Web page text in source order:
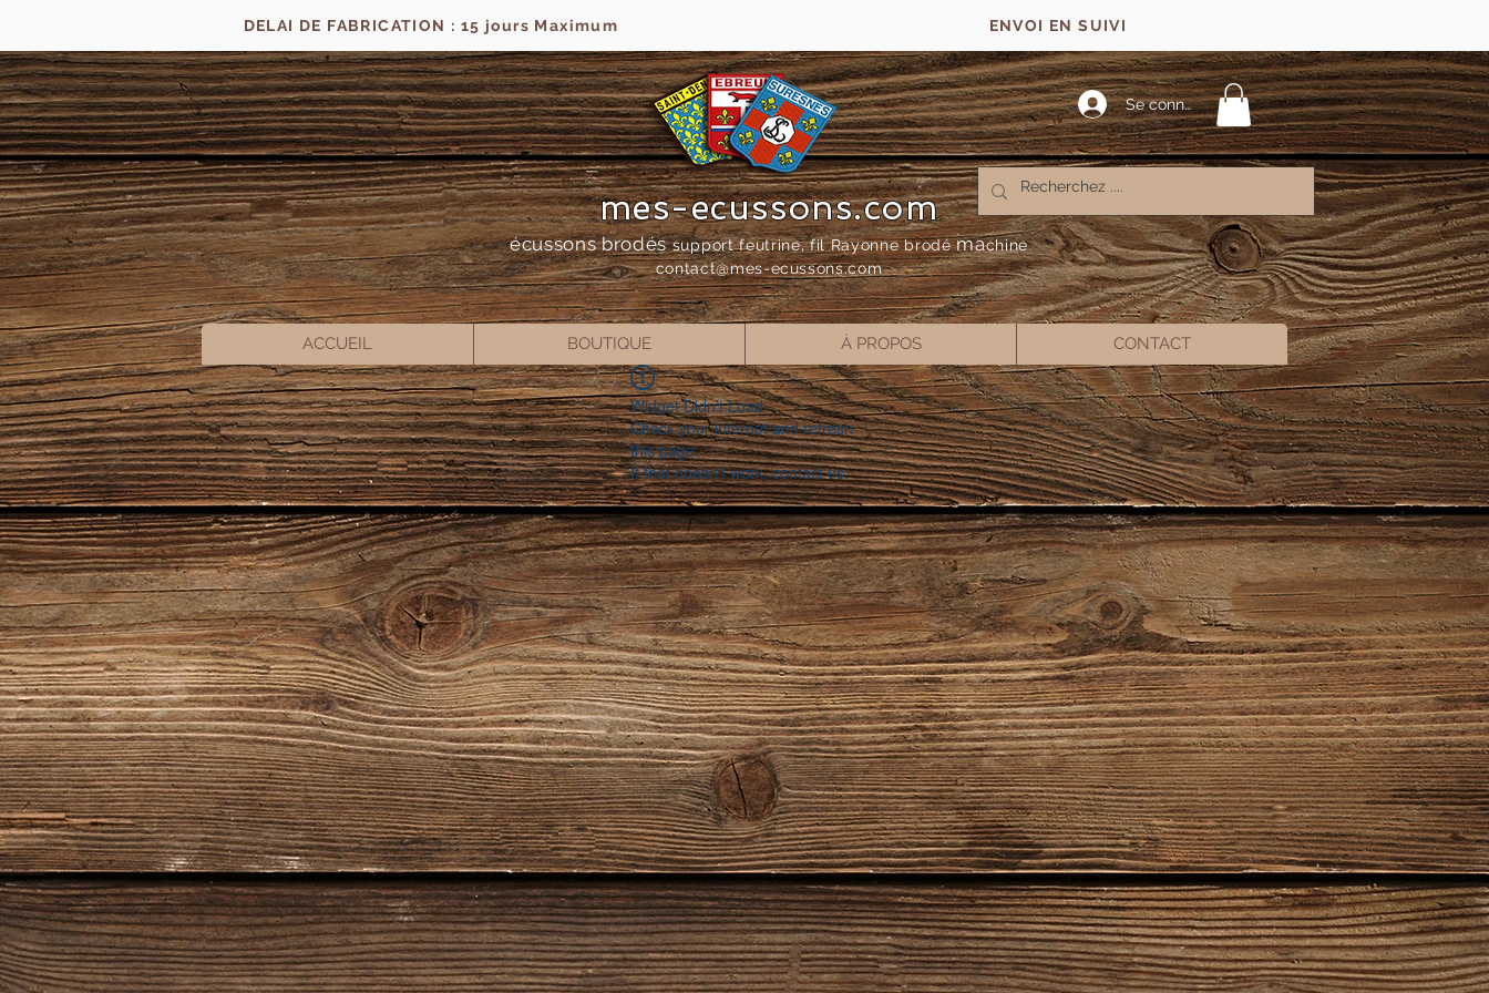
DELAI DE FABRICATION : 15 jours Maximum ENVOI EN SUIVI
Se connecter
mes-ecussons.com
écussons brodés support feutrine, fil Rayonne brodémachine
contact@mes-ecussons.com
ACCUEIL BOUTIQUE À PROPOS CONTACT
Widget Didn’t Load
Check your internet and refresh
this page.
If that doesn’t work, contact us.